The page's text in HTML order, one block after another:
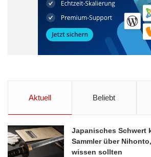
Klare Zuständigkeiten, transparente
verlässliche Darstellung aller
interne Kommunikation als auch das
Organisation.
Unternehmen, die proaktiv
personellen Ressourcen zur
Transparente
Aktuell Beliebt
Japanisches Schwert
Sammler über
wissen sollten